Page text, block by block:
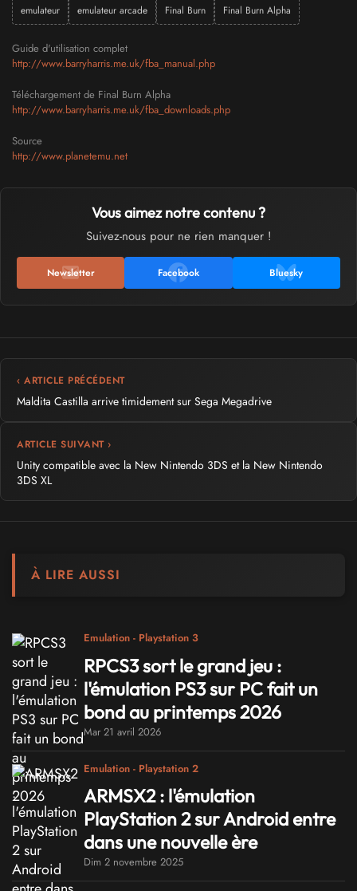
emulateur emulateur arcade Final Burn Final Burn Alpha
Guide d'utilisation complet
http://www.barryharris.me.uk/fba_manual.php
Téléchargement de Final Burn Alpha
http://www.barryharris.me.uk/fba_downloads.php
Source
http://www.planetemu.net
Vous aimez notre contenu ?
Suivez-nous pour ne rien manquer !
Newsletter Facebook Bluesky
‹ ARTICLE PRÉCÉDENT
Maldita Castilla arrive timidement sur Sega Megadrive
ARTICLE SUIVANT ›
Unity compatible avec la New Nintendo 3DS et la New Nintendo
3DS XL
À LIRE AUSSI
Emulation - Playstation 3
RPCS3 sort le grand jeu :
l'émulation PS3 sur PC fait un
bond au printemps 2026
Mar 21 avril 2026
Emulation - Playstation 2
ARMSX2 : l'émulation
PlayStation 2 sur Android entre
dans une nouvelle ère
Dim 2 novembre 2025